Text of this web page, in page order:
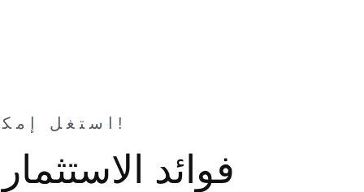
استغل إمكاناتك المالية: استثمر في سوق الأسهم اليوم!
فوائد